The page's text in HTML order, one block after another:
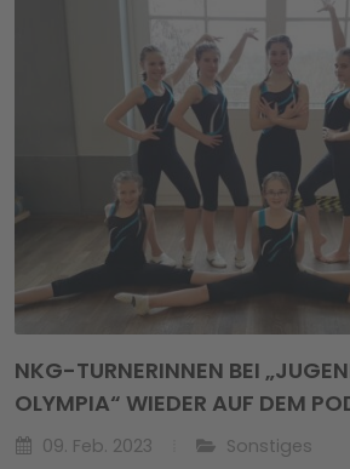
NKG-TURNERINNEN BEI
OLYMPIA“ WIEDER AUF DEM
09. Feb. 2023 Sonstiges